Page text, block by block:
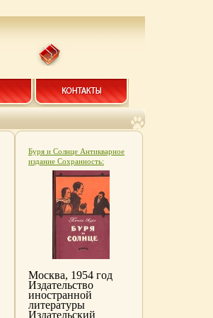
Буря и Солнце Антикварное
издание Сохранность:
Хорошая Издательство:
Издательство иностранной
литературы, 1954 г Твердый
переплет, 488 стр Формат:
84x108/32 (~130х205 мм)
инфо 8308k.
Москва, 1954 год
Издательство
иностранной
литературы
Издательский